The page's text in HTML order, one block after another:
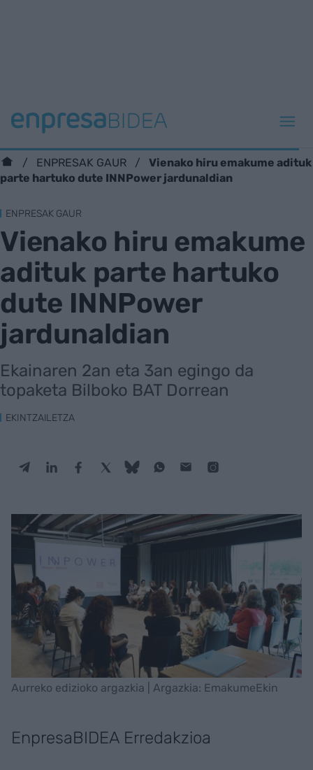
ENPRESAK GAUR
Vienako hiru emakume adituk
parte hartuko dute INNPower jardunaldian
ENPRESAK GAUR
Vienako hiru emakume
adituk parte hartuko
dute INNPower
jardunaldian
Ekainaren 2an eta 3an egingo da
topaketa Bilboko BAT Dorrean
EKINTZAILETZA
Aurreko edizioko argazkia | Argazkia: EmakumeEkin
EnpresaBIDEA Erredakzioa